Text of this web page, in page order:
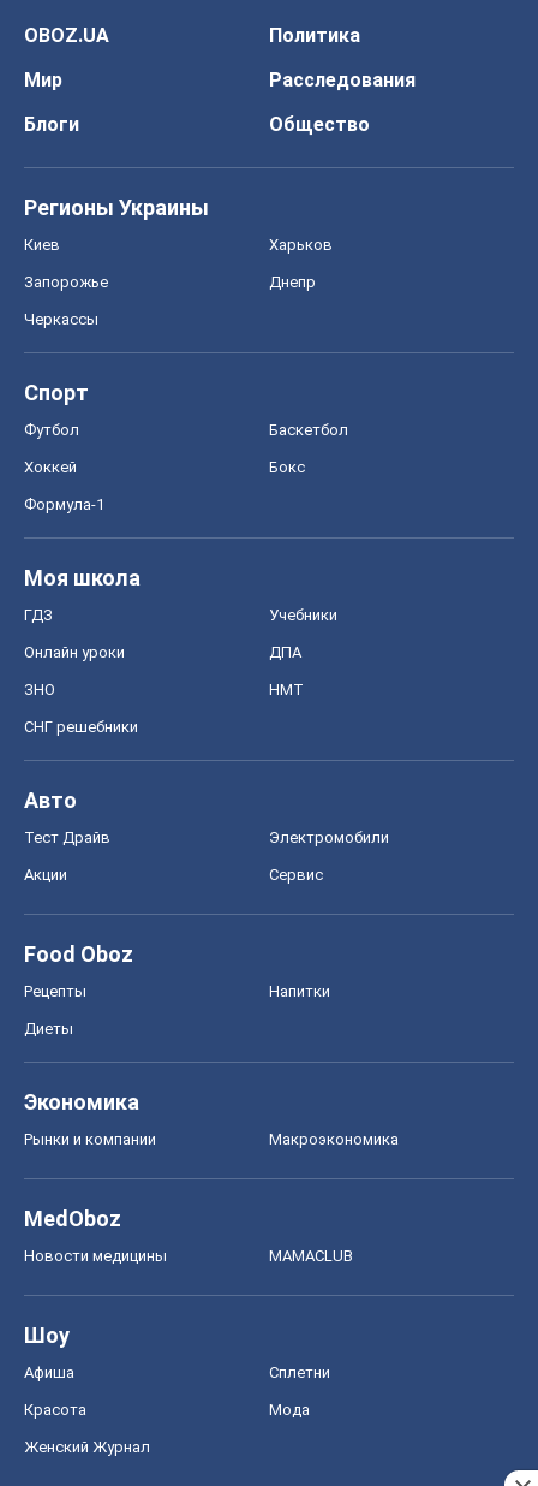
OBOZ.UA
Политика
Мир
Расследования
Блоги
Общество
Регионы Украины
Киев Харьков
Запорожье Днепр
Черкассы
Спорт
Футбол Баскетбол
Хоккей Бокс
Формула-1
Моя школа
ГДЗ Учебники
Онлайн уроки ДПА
ЗНО НМТ
СНГ решебники
Авто
Тест Драйв Электромобили
Акции Сервис
Food Oboz
Рецепты Напитки
Диеты
Экономика
Рынки и компании Mакроэкономика
MedOboz
Новости медицины MAMACLUB
Шоу
Афиша Сплетни
Красота Мода
Женский Журнал